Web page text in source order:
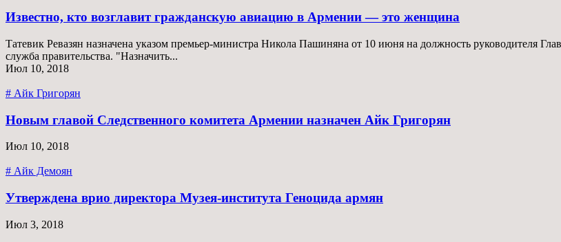
Известно, кто возглавит гражданскую авиацию в Армении — это женщина
Татевик Ревазян назначена указом премьер-министра Никола Пашиняна от 10 июня на должность руководителя
служба правительства. "Назначить...
Июл 10, 2018
# Айк Григорян
Новым главой Следственного комитета Армении назначен Айк Григорян
Июл 10, 2018
# Айк Демоян
Утверждена врио директора Музея-института Геноцида армян
Июл 3, 2018